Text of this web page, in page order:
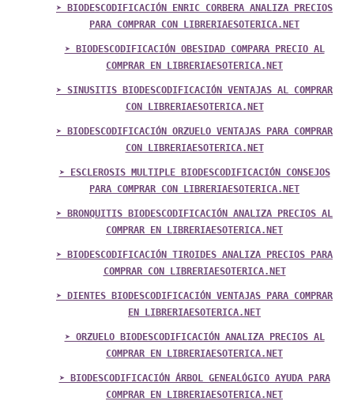
➤ BIODESCODIFICACIÓN ENRIC CORBERA ANALIZA PRECIOS
PARA COMPRAR CON LIBRERIAESOTERICA.NET
➤ BIODESCODIFICACIÓN OBESIDAD COMPARA PRECIO AL
COMPRAR EN LIBRERIAESOTERICA.NET
➤ SINUSITIS BIODESCODIFICACIÓN VENTAJAS AL COMPRAR
CON LIBRERIAESOTERICA.NET
➤ BIODESCODIFICACIÓN ORZUELO VENTAJAS PARA COMPRAR
CON LIBRERIAESOTERICA.NET
➤ ESCLEROSIS MULTIPLE BIODESCODIFICACIÓN CONSEJOS
PARA COMPRAR CON LIBRERIAESOTERICA.NET
➤ BRONQUITIS BIODESCODIFICACIÓN ANALIZA PRECIOS AL
COMPRAR EN LIBRERIAESOTERICA.NET
➤ BIODESCODIFICACIÓN TIROIDES ANALIZA PRECIOS PARA
COMPRAR CON LIBRERIAESOTERICA.NET
➤ DIENTES BIODESCODIFICACIÓN VENTAJAS PARA COMPRAR
EN LIBRERIAESOTERICA.NET
➤ ORZUELO BIODESCODIFICACIÓN ANALIZA PRECIOS AL
COMPRAR EN LIBRERIAESOTERICA.NET
➤ BIODESCODIFICACIÓN ÁRBOL GENEALÓGICO AYUDA PARA
COMPRAR EN LIBRERIAESOTERICA.NET